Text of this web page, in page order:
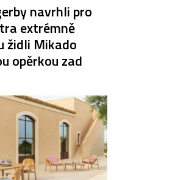
navrhli pro
extrémně
židli Mikado
opěrkou zad